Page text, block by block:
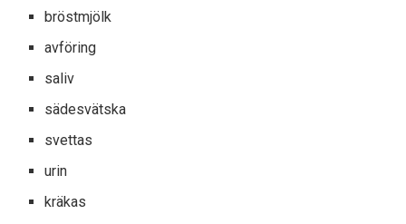
bröstmjölk
avföring
saliv
sädesvätska
svettas
urin
kräkas